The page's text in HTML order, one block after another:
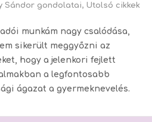
Sándor gondolatai, Utolsó cikkek
munkám nagy csalódása,
sikerült meggyőzni az
hogy a jelenkori fejlett
a legfontosabb
ágazat a gyermeknevelés.